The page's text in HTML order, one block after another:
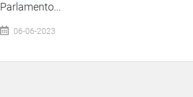
Parlamento...
06-06-2023